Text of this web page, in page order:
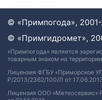
© «Примпогода»,
© «Примгидромет»,
«Примпогода» является
товарным знаком на
Лицензия ФГБУ «Приморское
Р/2013/2362/100/Л от
Лицензия ООО «Метеосервис»